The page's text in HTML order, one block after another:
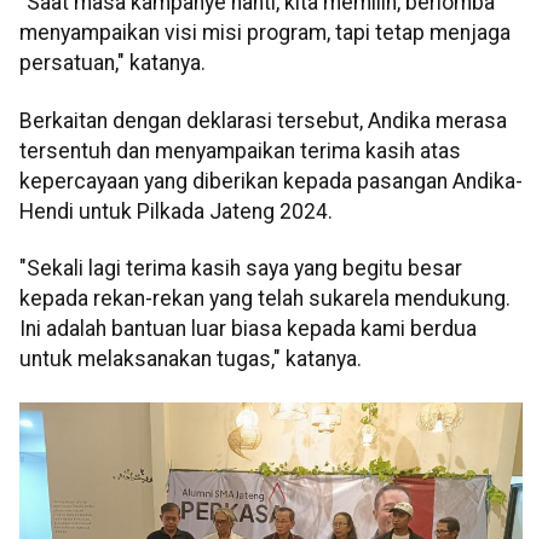
menyampaikan visi misi program, tapi tetap menjaga
persatuan," katanya.
Berkaitan dengan deklarasi tersebut, Andika merasa
tersentuh dan menyampaikan terima kasih atas
kepercayaan yang diberikan kepada pasangan Andika-
Hendi untuk Pilkada Jateng 2024.
"Sekali lagi terima kasih saya yang begitu besar
kepada rekan-rekan yang telah sukarela mendukung.
Ini adalah bantuan luar biasa kepada kami berdua
untuk melaksanakan tugas," katanya.